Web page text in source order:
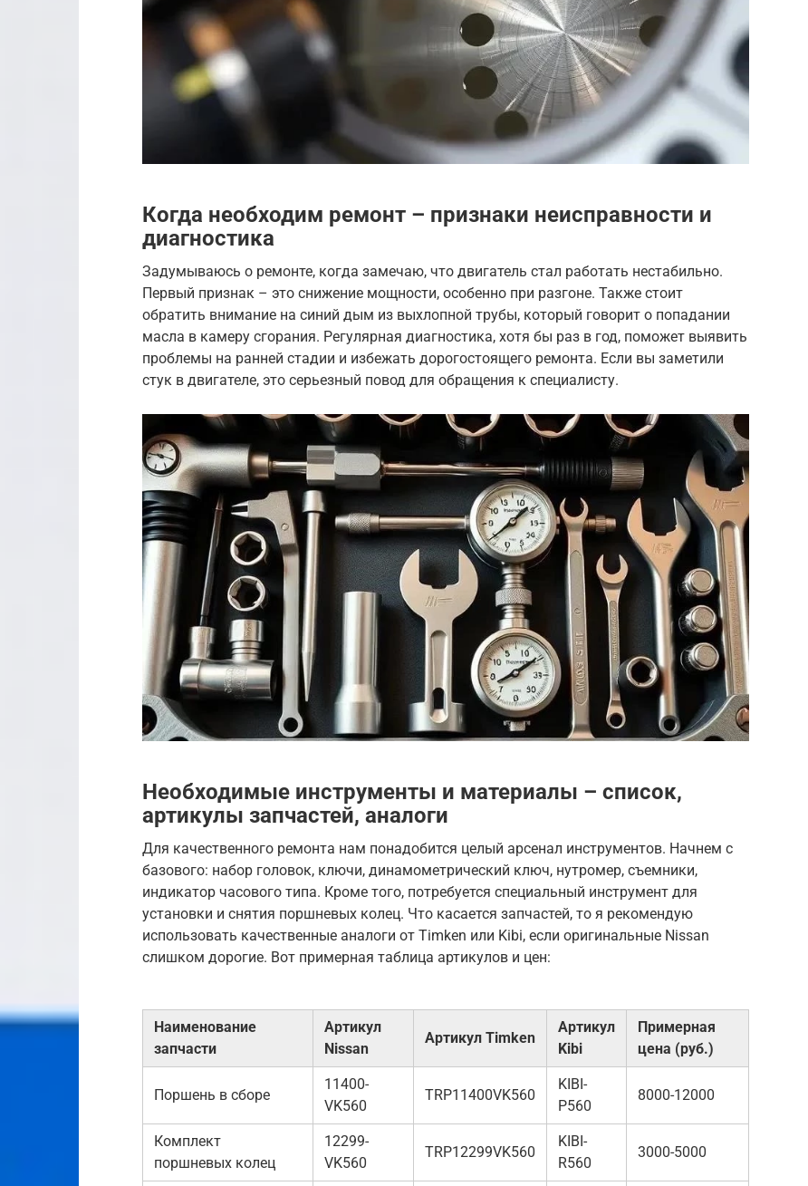
Когда необходим ремонт – признаки неисправности и
диагностика
Задумываюсь о ремонте, когда замечаю, что двигатель стал работать нестабильно.
Первый признак – это снижение мощности, особенно при разгоне. Также стоит
обратить внимание на синий дым из выхлопной трубы, который говорит о попадании
масла в камеру сгорания. Регулярная диагностика, хотя бы раз в год, поможет выявить
проблемы на ранней стадии и избежать дорогостоящего ремонта. Если вы заметили
стук в двигателе, это серьезный повод для обращения к специалисту.
Необходимые инструменты и материалы – список,
артикулы запчастей, аналоги
Для качественного ремонта нам понадобится целый арсенал инструментов. Начнем с
базового: набор головок, ключи, динамометрический ключ, нутромер, съемники,
индикатор часового типа. Кроме того, потребуется специальный инструмент для
установки и снятия поршневых колец. Что касается запчастей, то я рекомендую
использовать качественные аналоги от Timken или Kibi, если оригинальные Nissan
слишком дорогие. Вот примерная таблица артикулов и цен:
Наименование
запчасти
Артикул
Nissan
Артикул Timken
Артикул
Kibi
Примерная
цена (руб.)
Поршень в сборе
11400-
VK560
TRP11400VK560
KIBI-
P560
8000-12000
Комплект
поршневых колец
12299-
VK560
TRP12299VK560
KIBI-
R560
3000-5000